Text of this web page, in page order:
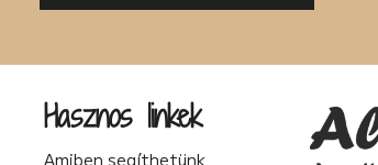
Hasznos linkek
Amiben segíthetünk